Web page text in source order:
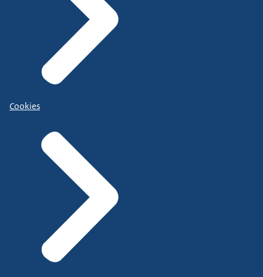
Cookies